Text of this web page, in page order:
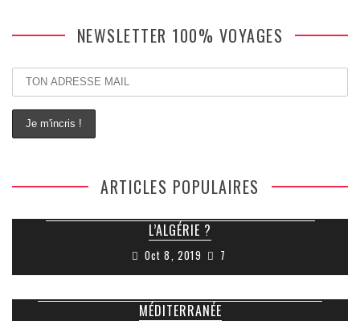
NEWSLETTER 100% VOYAGES
ARTICLES POPULAIRES
L’ALGÉRIE ?
Oct 8, 2019 7
MÉDITERRANÉE